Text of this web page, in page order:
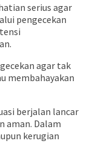
serius agar
pengecekan
agar tak
membahayakan
berjalan lancar
aman. Dalam
kerugian